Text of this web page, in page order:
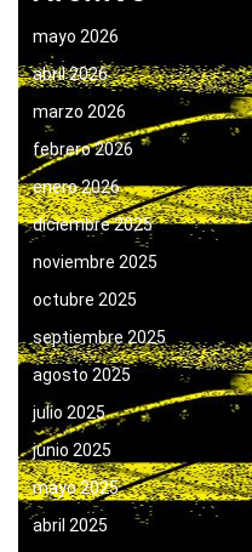
mayo 2026
abril 2026
marzo 2026
febrero 2026
enero 2026
diciembre 2025
noviembre 2025
octubre 2025
septiembre 2025
agosto 2025
julio 2025
junio 2025
mayo 2025
abril 2025